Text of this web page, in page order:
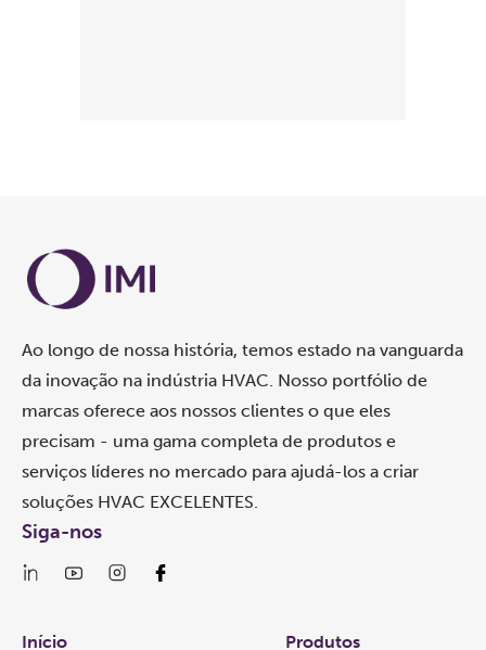
Ao longo de nossa história, temos estado na vanguarda
da inovação na indústria HVAC. Nosso portfólio de
marcas oferece aos nossos clientes o que eles
precisam - uma gama completa de produtos e
serviços líderes no mercado para ajudá-los a criar
soluções HVAC EXCELENTES.
Links
Início Produtos
Siga-nos